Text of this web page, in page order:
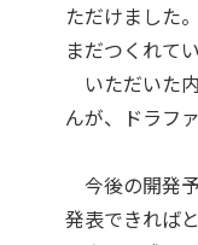
ただけました
まだつくれて
いただいた
んが、ドラフ
今後の開発
発表できれば